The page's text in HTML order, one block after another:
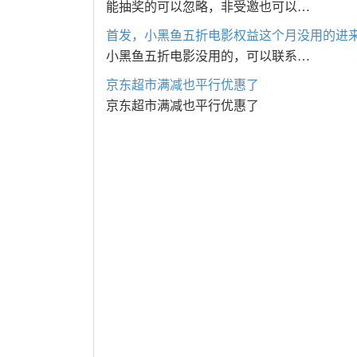
能抽奖的可以忽略，非受邀也可以…
首发，小黑鱼五折电影权益这个月没用的进
小黑鱼五折电影没用的，可以联系…
京东超市满减也平行优惠了
京东超市满减也平行优惠了